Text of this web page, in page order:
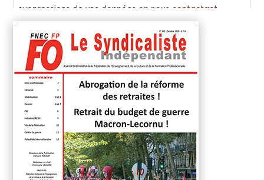
sup­pres­sions de vos don­nées en nous contac­tant